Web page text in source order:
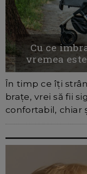
Cu ce
vremea
În timp ce îţi
braţe, vrei să fii
confortabil, chiar